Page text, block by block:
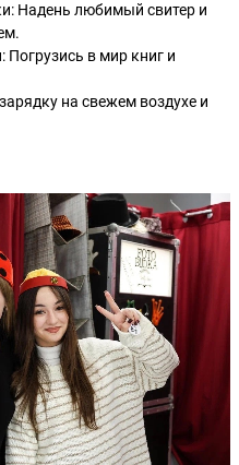
Надень любимый свитер и
Погрузись в мир книг и
зарядку на свежем воздухе и